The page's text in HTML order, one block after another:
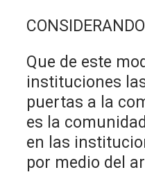
Que de este
instituciones
puertas a la
es la
en las
por medio del